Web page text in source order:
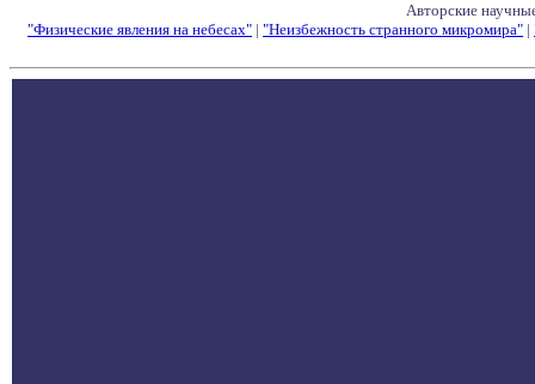
Авторские
"Физические явления на небесах" | "Неизбежность странного микромира" |